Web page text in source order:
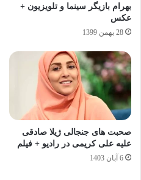
بهرام بازیگر سینما و تلویزیون +
عکس
28 بهمن 1399
صحبت های جنجالی ژیلا صادقی
علیه علی کریمی در رادیو + فیلم
6 آبان 1403